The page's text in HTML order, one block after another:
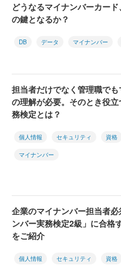
どうなるマイナンバーカー
の鍵となるか？
DB データ マイナンバー
担当者だけでなく管理職で
の理解が必要。そのとき役
務検定とは？
個人情報 セキュリティ 資格
マイナンバー
企業のマイナンバー担当者
ンバー実務検定2級」に合格
をご紹介
個人情報 セキュリティ 資格